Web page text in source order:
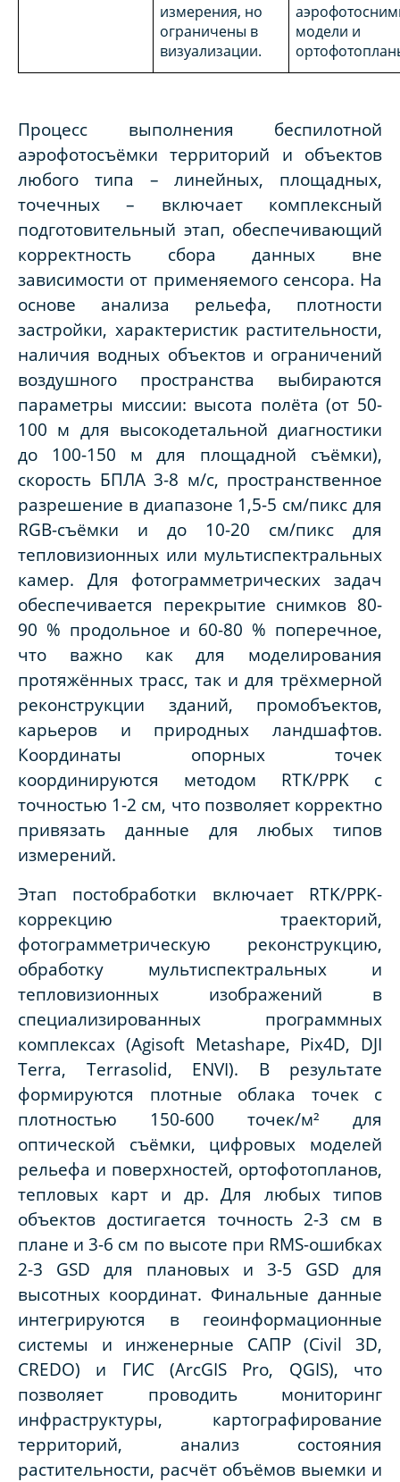
измерения, но
ограничены в
визуализации.
модели и
Процесс выполнения беспилотной
аэрофотосъёмки территорий и объектов
любого типа – линейных, площадных,
точечных – включает комплексный
подготовительный этап, обеспечивающий
корректность сбора данных вне
зависимости от применяемого сенсора. На
основе анализа рельефа, плотности
застройки, характеристик растительности,
наличия водных объектов и ограничений
воздушного пространства выбираются
параметры миссии: высота полёта (от 50-
100 м для высокодетальной диагностики
до 100-150 м для площадной съёмки),
скорость БПЛА 3-8 м/с, пространственное
разрешение в диапазоне 1,5-5 см/пикс для
RGB-съёмки и до 10-20 см/пикс для
тепловизионных или мультиспектральных
камер. Для фотограмметрических задач
обеспечивается перекрытие снимков 80-
90 % продольное и 60-80 % поперечное,
что важно как для моделирования
протяжённых трасс, так и для трёхмерной
реконструкции зданий, промобъектов,
карьеров и природных ландшафтов.
Координаты опорных точек
координируются методом RTK/PPK с
точностью 1-2 см, что позволяет корректно
привязать данные для любых типов
измерений.
Этап постобработки включает RTK/PPK-
коррекцию траекторий,
фотограмметрическую реконструкцию,
обработку мультиспектральных и
тепловизионных изображений в
специализированных программных
комплексах (Agisoft Metashape, Pix4D, DJI
Terra, Terrasolid, ENVI). В результате
формируются плотные облака точек с
плотностью 150-600 точек/м² для
оптической съёмки, цифровых моделей
рельефа и поверхностей, ортофотопланов,
тепловых карт и др. Для любых типов
объектов достигается точность 2-3 см в
плане и 3-6 см по высоте при RMS-ошибках
2-3 GSD для плановых и 3-5 GSD для
высотных координат. Финальные данные
интегрируются в геоинформационные
системы и инженерные САПР (Civil 3D,
CREDO) и ГИС (ArcGIS Pro, QGIS), что
позволяет проводить мониторинг
инфраструктуры, картографирование
территорий, анализ состояния
растительности, расчёт объёмов выемки и